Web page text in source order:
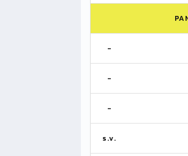
-
-
-
s.v.